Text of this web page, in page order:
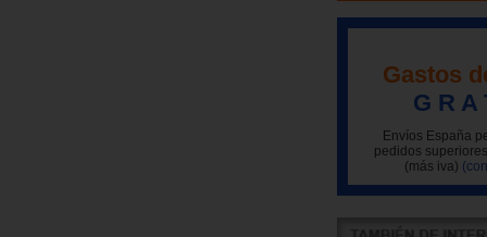
Gastos
G R A
Envíos España
pedidos
(más iva)